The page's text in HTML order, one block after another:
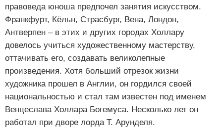
правоведа юноша предпочел занятия искусством.
Франкфурт, Кёльн, Страсбург, Вена, Лондон,
Антверпен – в этих и других городах Холлару
довелось учиться художественному мастерству,
оттачивать его, создавать великолепные
произведения. Хотя больший отрезок жизни
художника прошел в Англии, он гордился своей
национальностью и стал там известен под именем
Венцеслава Холлара Богемуса. Несколько лет он
работал при дворе лорда Т. Арунделя.